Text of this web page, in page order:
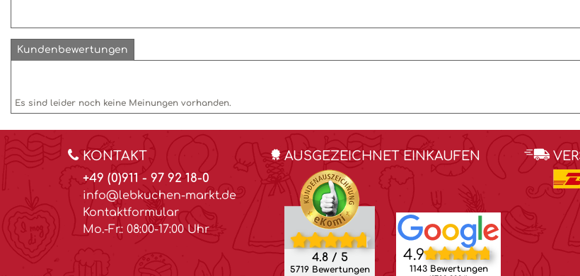
Kundenbewertungen
Es sind leider noch keine Meinungen vorhanden.
KONTAKT
+49 (0)911 - 97 92 18-0
info@lebkuchen-markt.de
Kontaktformular
Mo.-Fr.: 08:00-17:00 Uhr
AUSGEZEICHNET EINKAUFEN
4.8 / 5
5719 Bewertungen
4.9
1143 Bewertungen